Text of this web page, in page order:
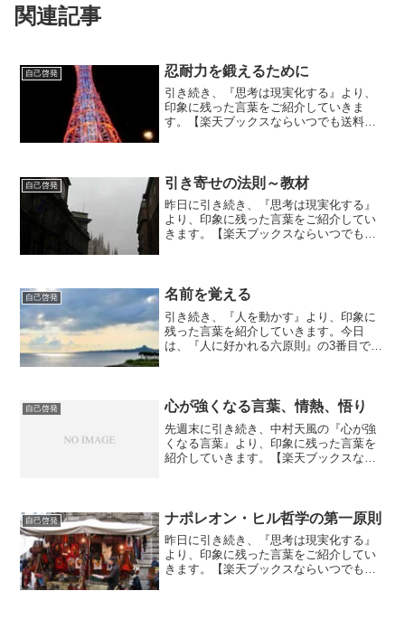
関連記事
自己啓発 忍耐力を鍛えるために
引き続き、『思考は現実化する』より、
印象に残った言葉をご紹介していきま
す。【楽天ブックスならいつでも送料無
はできないだろう。』成功...
自己啓発 引き寄せの法則～教材
昨日に引き続き、『思考は現実化する』
より、印象に残った言葉をご紹介してい
きます。【楽天ブックスならいつでも送
いきます。『人間の心と...
自己啓発 名前を覚える
引き続き、『人を動かす』より、印象に
残った言葉を紹介していきます。今日
は、『人に好かれる六原則』の3番目で
は、相手を呼ぶ時、相手の名前...
自己啓発 心が強くなる言葉、情熱、悟り
先週末に引き続き、中村天風の『心が強
くなる言葉』より、印象に残った言葉を
紹介していきます。【楽天ブックスなら
十になっても情熱を燃やさ...
自己啓発 ナポレオン・ヒル哲学の第一原則
昨日に引き続き、『思考は現実化する』
より、印象に残った言葉をご紹介してい
きます。【楽天ブックスならいつでも送